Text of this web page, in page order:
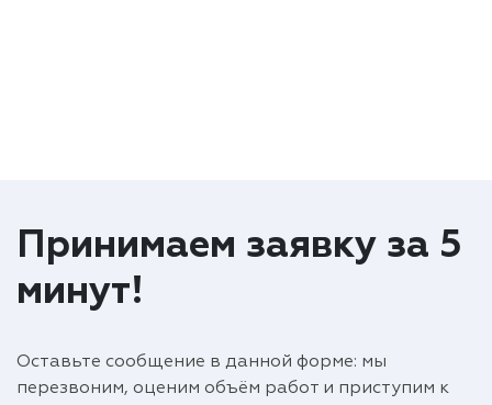
Принимаем заявку за 5
минут!
Оставьте сообщение в данной форме: мы
перезвоним, оценим объём работ и приступим к